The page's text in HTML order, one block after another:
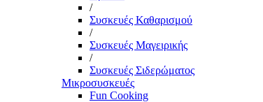
/
Συσκευές Καθαρισμού
/
Συσκευές Μαγειρικής
/
Συσκευές Σιδερώματος
Μικροσυσκευές
Fun Cooking